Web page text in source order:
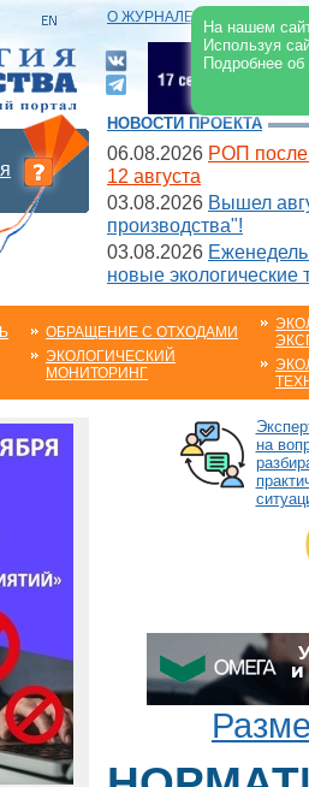
На нашем
Используя
Подробнее
О ЖУРНАЛЕ |
НОВОСТИ ПРОЕКТА
06.08.2026 РОП после
12 августа
03.08.2026 Вышел
производства"!
03.08.2026
новые экологические
ОБРАЩЕНИЕ С ОТХОДАМИ
ЭКОЛОГИЧЕСКИЙ
МОНИТОРИНГ
на